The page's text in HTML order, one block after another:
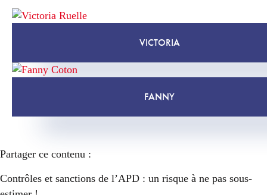
VICTORIA
FANNY
Partager ce contenu :
Contrôles et sanctions de l’APD : un risque à ne pas sous-